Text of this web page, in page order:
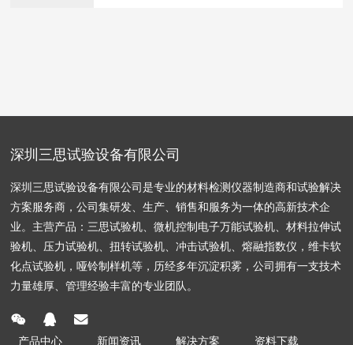
深圳三思试验设备有限公司
深圳三思试验设备有限公司是专业的材料检测仪器制造商和试验解决
方案服务商，公司集研发、生产、销售和服务为一体的高新技术企
业。主营产品：三思试验机、微机控制电子万能试验机、材料拉伸试
验机、压力试验机、扭转试验机、冲击试验机、熔融指数仪，维卡软
化点试验机，哑铃制样机等，历经多年沉淀积雾，公司拥有一支技术
力量雄厚、管理经验丰富的专业团队。
产品中心 新闻资讯 解决方案
资料下载